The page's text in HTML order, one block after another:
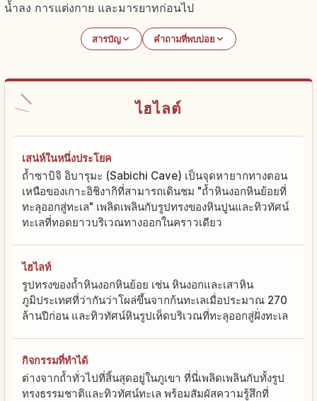
น้ำลง การแต่งกาย และมารยาทก่อนไป
สารบัญ คำถามที่พบบ่อย
ไฮไลต์
เสน่ห์ในหนึ่งประโยค
ถ้ำซาบิจิ อิบารุมะ (Sabichi Cave) เป็นจุดหายากทางตอน
เหนือของเกาะอิชิงากิที่สามารถเดินชม "ถ้ำหินงอกหินย้อยที่
ทะลุออกสู่ทะเล" เพลิดเพลินกับรูปทรงของหินปูนและทิวทัศน์
ทะเลที่ทอดยาวบริเวณทางออกในคราวเดียว
ไฮไลท์
รูปทรงของถ้ำหินงอกหินย้อย เช่น หินงอกและเสาหิน
ภูมิประเทศที่ว่ากันว่าโผล่ขึ้นจากก้นทะเลเมื่อประมาณ 270
ล้านปีก่อน และทิวทัศน์หินรูปเห็ดบริเวณที่ทะลุออกสู่ฝั่งทะเล
กิจกรรมที่ทำได้
ต่างจากถ้ำทั่วไปที่สิ้นสุดอยู่ในภูเขา ที่นี่เพลิดเพลินกับทั้งรูป
ทรงธรรมชาติและทิวทัศน์ทะเล พร้อมสัมผัสความรู้สึกที่